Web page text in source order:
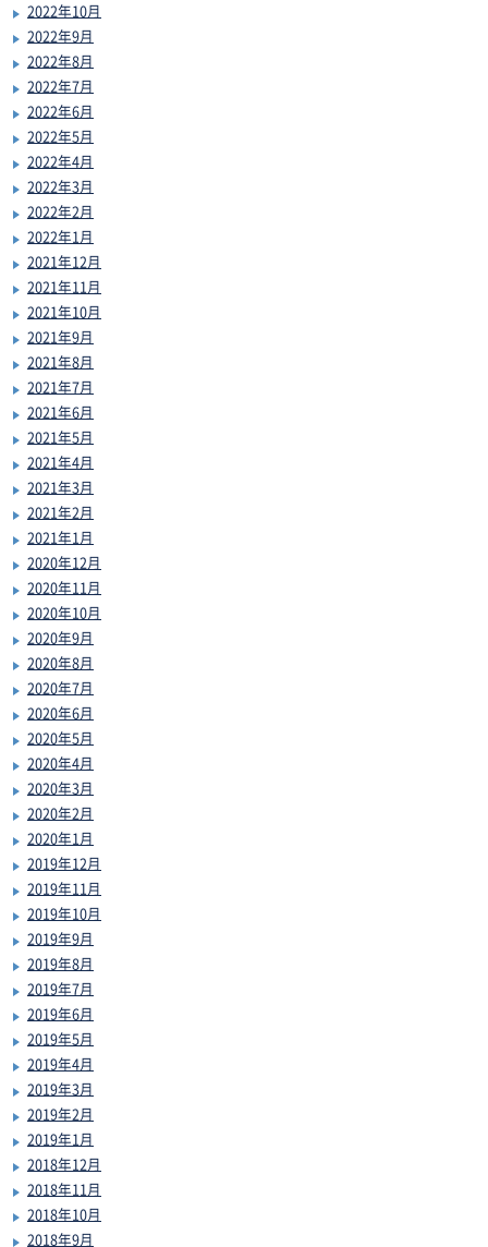
2022年10月
2022年9月
2022年8月
2022年7月
2022年6月
2022年5月
2022年4月
2022年3月
2022年2月
2022年1月
2021年12月
2021年11月
2021年10月
2021年9月
2021年8月
2021年7月
2021年6月
2021年5月
2021年4月
2021年3月
2021年2月
2021年1月
2020年12月
2020年11月
2020年10月
2020年9月
2020年8月
2020年7月
2020年6月
2020年5月
2020年4月
2020年3月
2020年2月
2020年1月
2019年12月
2019年11月
2019年10月
2019年9月
2019年8月
2019年7月
2019年6月
2019年5月
2019年4月
2019年3月
2019年2月
2019年1月
2018年12月
2018年11月
2018年10月
2018年9月